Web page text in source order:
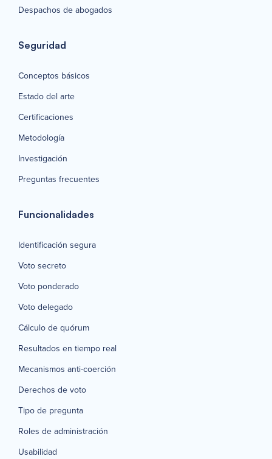
Despachos de abogados
Seguridad
Conceptos básicos
Estado del arte
Certificaciones
Metodología
Investigación
Preguntas frecuentes
Funcionalidades
Identificación segura
Voto secreto
Voto ponderado
Voto delegado
Cálculo de quórum
Resultados en tiempo real
Mecanismos anti-coerción
Derechos de voto
Tipo de pregunta
Roles de administración
Usabilidad